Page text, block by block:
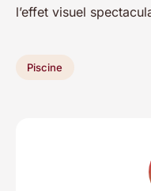
l’effet visuel
Piscine